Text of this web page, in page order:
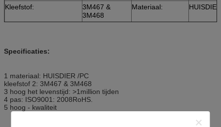
Kleefstof:
3M467 &
3M468
Materiaal:
Specificaties:
1 materiaal: HUISDIER /PC
kleefstof 2: 3M467 & 3M468
3 hoog het levenstijd: >1million tijden
4 pas: ISO9001: 2008RoHS.
5 hoog - kwaliteit